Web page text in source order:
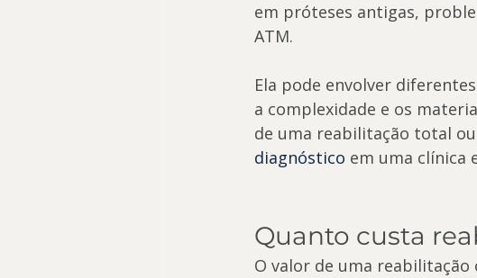
em próteses antigas,
ATM.
Ela pode envolver
a complexidade e os
de uma reabilitação total
diagnóstico em uma clínica
Quanto custa
O valor de uma